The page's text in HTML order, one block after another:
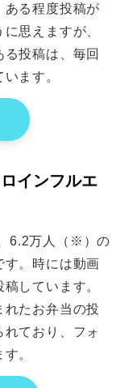
ある程度投稿が
思えますが、
投稿は、毎回
ます。
インフルエ
6.2万人（※）の
す。時には動画
しています。
たお弁当の投
ており、フォ
。